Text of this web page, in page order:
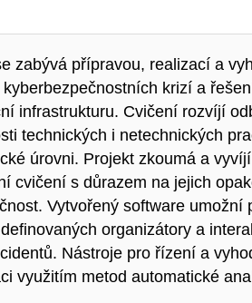
zabývá přípravou, realizací a
krizí a
infrastrukturu. Cvičení rozvíjí
technických i netechnických
úrovni. Projekt zkoumá a
cvičení s důrazem na jejich
Vytvořený software
organizátory a
Nástroje pro řízení a
využitím metod automatické